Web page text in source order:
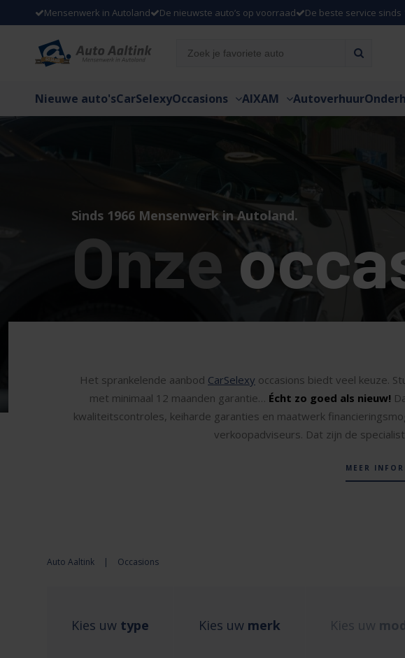
Mensenwerk in Autoland De nieuwste auto’s op voorraad De beste service sinds
Nieuwe auto'sCarSelexyOccasions AIXAM Autoverhuur
Sinds 1966 Mensenwerk in Autoland.
Onze
Het sprankelende aanbod CarSelexy occasions biedt veel keuze.
met minimaal 12 maanden garantie… Écht zo goed als nieuw!
kwaliteitscontroles, keiharde garanties en maatwerk
verkoopadviseurs. Dat zijn de
MEER
Auto Aaltink | Occasions
Kies uw type Kies uw merk Kies uw